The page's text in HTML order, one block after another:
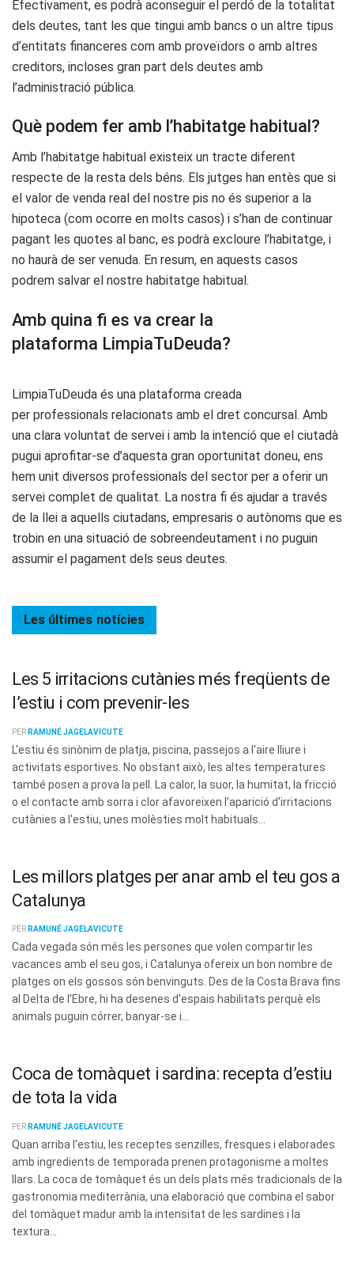
Efectivament, es podrà aconseguir el perdó de la totalitat
dels deutes, tant les que tingui amb bancs o un altre tipus
d’entitats financeres com amb proveïdors o amb altres
creditors, incloses gran part dels deutes amb
l’administració pública.
Què podem fer amb l’habitatge habitual?
Amb l’habitatge habitual existeix un tracte diferent
respecte de la resta dels béns. Els jutges han entès que si
el valor de venda real del nostre pis no és superior a la
hipoteca (com ocorre en molts casos) i s’han de continuar
pagant les quotes al banc, es podrà excloure l’habitatge, i
no haurà de ser venuda. En resum, en aquests casos
podrem salvar el nostre habitatge habitual.
Amb quina fi es va crear la
plataforma LimpiaTuDeuda?
LimpiaTuDeuda és una plataforma creada
per professionals relacionats amb el dret concursal. Amb
una clara voluntat de servei i amb la intenció que el ciutadà
pugui aprofitar-se d’aquesta gran oportunitat doneu, ens
hem unit diversos professionals del sector per a oferir un
servei complet de qualitat. La nostra fi és ajudar a través
de la llei a aquells ciutadans, empresaris o autònoms que es
trobin en una situació de sobreendeutament i no puguin
assumir el pagament dels seus deutes.
Les últimes notícies
Les 5 irritacions cutànies més freqüents de
l’estiu i com prevenir-les
PER RAMUNÉ JAGELAVICUTE
L'estiu és sinònim de platja, piscina, passejos a l'aire lliure i
activitats esportives. No obstant això, les altes temperatures
també posen a prova la pell. La calor, la suor, la humitat, la fricció
o el contacte amb sorra i clor afavoreixen l'aparició d'irritacions
cutànies a l'estiu, unes molèsties molt habituals...
Les millors platges per anar amb el teu gos a
Catalunya
PER RAMUNÉ JAGELAVICUTE
Cada vegada són més les persones que volen compartir les
vacances amb el seu gos, i Catalunya ofereix un bon nombre de
platges on els gossos són benvinguts. Des de la Costa Brava fins
al Delta de l'Ebre, hi ha desenes d'espais habilitats perquè els
animals puguin córrer, banyar-se i...
Coca de tomàquet i sardina: recepta d’estiu
de tota la vida
PER RAMUNÉ JAGELAVICUTE
Quan arriba l'estiu, les receptes senzilles, fresques i elaborades
amb ingredients de temporada prenen protagonisme a moltes
llars. La coca de tomàquet és un dels plats més tradicionals de la
gastronomia mediterrània, una elaboració que combina el sabor
del tomàquet madur amb la intensitat de les sardines i la
textura...